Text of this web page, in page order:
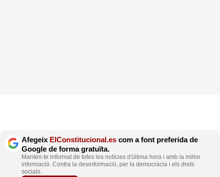
Afegeix ElConstitucional.es com a font preferida de
Google de forma gratuïta.
Mantén-te informat de totes les notícies d'última hora i amb la millor
informació. Contra la desinformació, per la democràcia i els drets
socials.